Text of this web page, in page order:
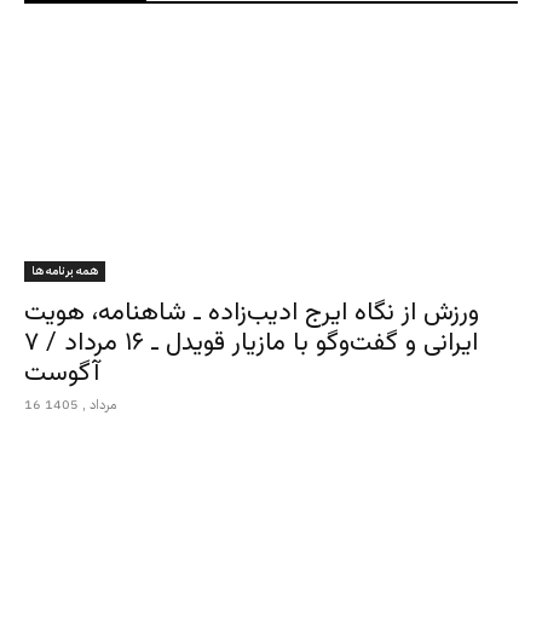
همه برنامه ها
ورزش از نگاه ایرج ادیب‌زاده ـ شاهنامه، هویت
ایرانی و گفت‌وگو با مازیار قویدل ـ ۱۶ مرداد / ۷
آگوست
16 مرداد , 1405